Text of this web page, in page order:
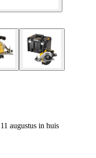
augustus in huis